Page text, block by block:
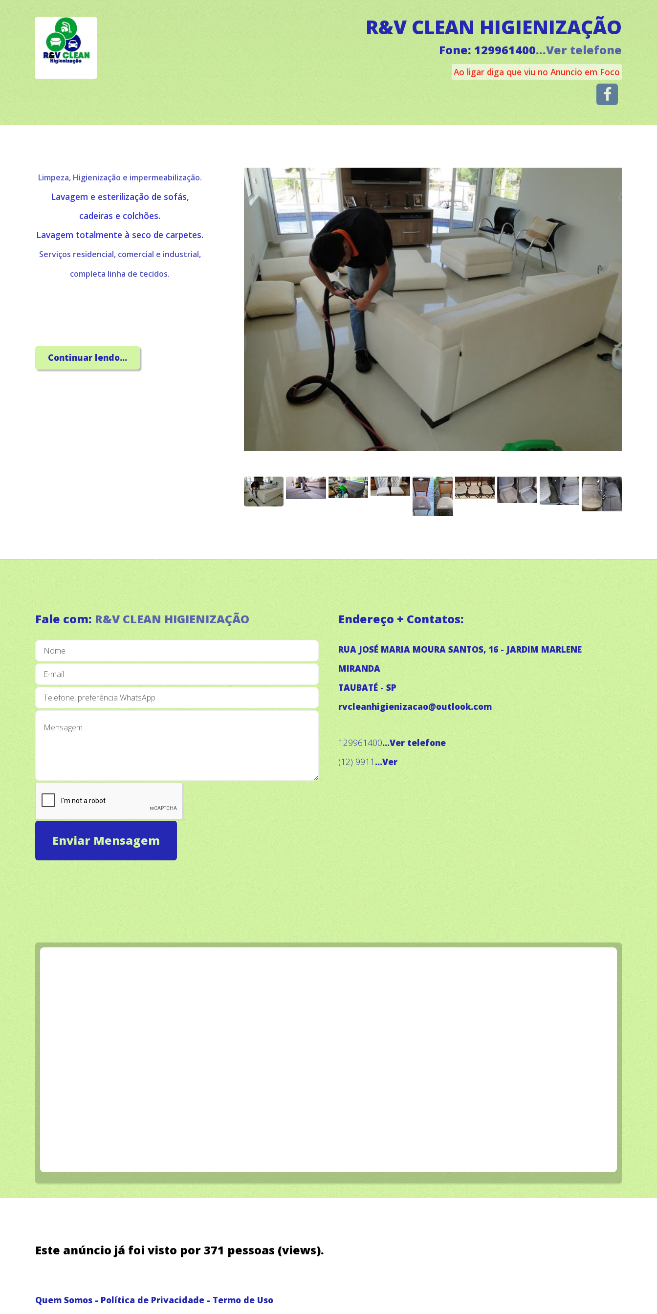
R&V CLEAN HIGIENIZAÇÃO
Fone: 129961400...Ver telefone
Ao ligar diga que viu no Anuncio em Foco
Limpeza, Higienização e impermeabilização.
Lavagem e esterilização de sofás,
cadeiras e colchões.
Lavagem totalmente à seco de carpetes.
Serviços residencial, comercial e industrial,
completa linha de tecidos.
Continuar lendo...
Fale com: R&V CLEAN HIGIENIZAÇÃO Endereço + Contatos:
RUA JOSÉ MARIA MOURA SANTOS, 16 - JARDIM MARLENE
MIRANDA
TAUBATÉ - SP
rvcleanhigienizacao@outlook.com
129961400...Ver telefone
(12) 9911 ...Ver
Este anúncio já foi visto por 371 pessoas (views).
Quem Somos - Política de Privacidade - Termo de Uso